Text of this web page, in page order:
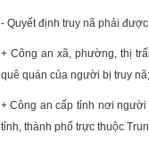
- Quyết định truy nã phải
+ Công an xã, phường, thị
quê quán của người bị truy nã;
+ Công an cấp tỉnh nơi
tỉnh, thành phố trực thuộc